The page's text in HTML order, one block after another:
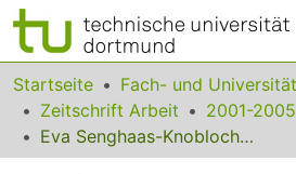
Bereiche & Sammlungen
Das gesamte Repositorium
Startseite
Zeitschrift Arbeit
2001-2005
Eva Senghaas-Knobloch (Hg.): Macht, Kooperation und Subjektivität in betrieblichen Veränderungsprozessen. Mit Beispielen aus Aktionsforschung und Prozessberatung in Klein- und Mittelbetrieben, Arbeitsgestaltung - Technikbewertung - Zukunft, Bd. 12, Münster: LIT, 2001, ISBN 3-8258-5487-6 6 u. 198 S., DM 39.80/ 20,90 Euro